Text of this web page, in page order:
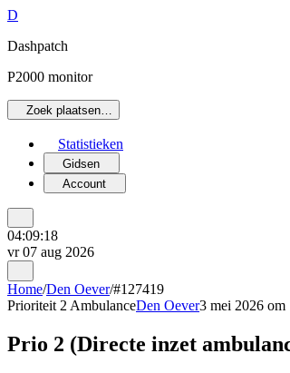
D
Dashpatch
P2000 monitor
Zoek plaatsen…
Statistieken
Gidsen
Account
04:09:18
vr 07 aug 2026
Home/Den Oever/#127419
Prioriteit 2 AmbulanceDen Oever3 mei 2026 om
Prio 2 (Directe inzet